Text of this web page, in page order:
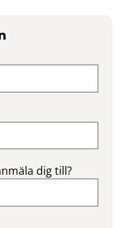
dig till?